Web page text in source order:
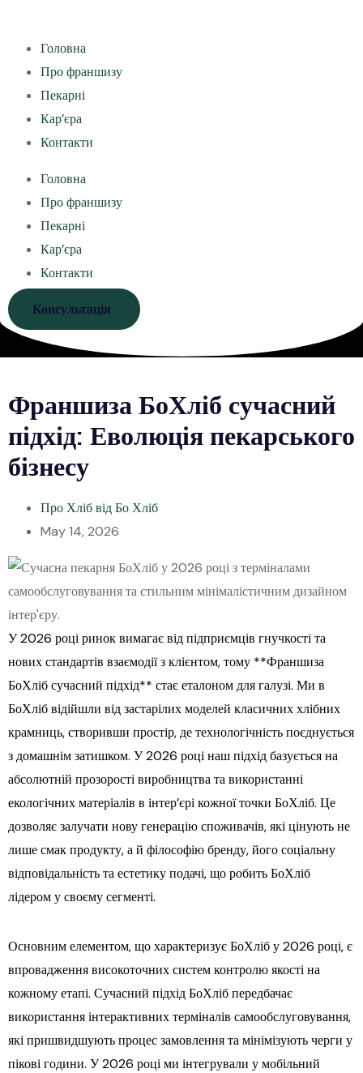
Головна
Про франшизу
Пекарні
Кар’єра
Контакти
Головна
Про франшизу
Пекарні
Кар’єра
Контакти
Консультація
Франшиза БоХліб сучасний
підхід: Еволюція пекарського
бізнесу
Про Хліб від Бо Хліб
May 14, 2026
У 2026 році ринок вимагає від підприємців гнучкості та
нових стандартів взаємодії з клієнтом, тому **Франшиза
БоХліб сучасний підхід** стає еталоном для галузі. Ми в
БоХліб відійшли від застарілих моделей класичних хлібних
крамниць, створивши простір, де технологічність поєднується
з домашнім затишком. У 2026 році наш підхід базується на
абсолютній прозорості виробництва та використанні
екологічних матеріалів в інтер’єрі кожної точки БоХліб. Це
дозволяє залучати нову генерацію споживачів, які цінують не
лише смак продукту, а й філософію бренду, його соціальну
відповідальність та естетику подачі, що робить БоХліб
лідером у своєму сегменті.
Основним елементом, що характеризує БоХліб у 2026 році, є
впровадження високоточних систем контролю якості на
кожному етапі. Сучасний підхід БоХліб передбачає
використання інтерактивних терміналів самообслуговування,
які пришвидшують процес замовлення та мінімізують черги у
пікові години. У 2026 році ми інтегрували у мобільний